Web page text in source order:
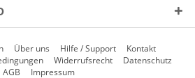
Über uns Hilfe / Support
Kontakt
Widerrufsrecht
Datenschutz
AGB
Impressum